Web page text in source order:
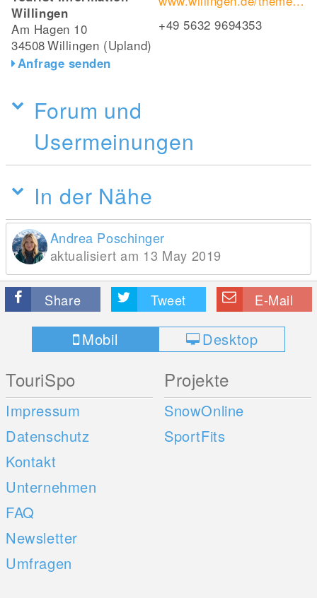
Willingen
Am Hagen 10
34508Willingen (Upland)
Anfrage senden
+49 5632 9694353
Forum und
Usermeinungen
In der Nähe
Andrea Poschinger
aktualisiert am 13 May 2019
Share Tweet E-Mail
Mobil Desktop
TouriSpo
Impressum
Datenschutz
Kontakt
Unternehmen
FAQ
Newsletter
Umfragen
Projekte
SnowOnline
SportFits